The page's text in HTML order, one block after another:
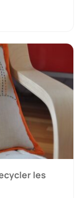
les